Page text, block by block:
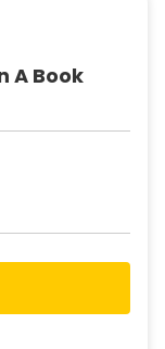
A Book